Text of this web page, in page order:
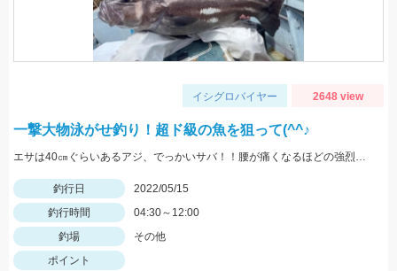
イシグロバイヤー 2648 view
一撃大物泳がせ釣り！超ド級の魚を狙って(^^♪
エサは40㎝ぐらいあるアジ、でっかいサバ！！腰が痛くなるほどの強烈な引き、ロマンです。
釣行日
2022/05/15
釣行時間
04:30～12:00
釣場
その他
ポイント